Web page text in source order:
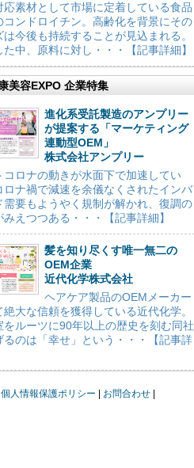
応素材として市場に定着している食品
コンドロイチン。高齢化を背景にその
は今後も持続することが見込まれる。
た中、原料に対し・・・【記事詳細】
美容EXPO 企業特集
進化系受託製造のアンプリー
が提案する「マーケティング
連動型OEM」
株式会社アンプリー
コロナの動きが水面下で加速してい
ロナ禍で減速を余儀なくされたインバ
需要もようやく規制が解かれ、復調の
みえつつある・・・【記事詳細】
髪を知り尽くす唯一無二の
OEM企業
近代化学株式会社
ヘアケア製品のOEMメーカー
絶大な信頼を獲得している近代化学。
をルーツに90年以上の歴史を刻む同社
るのは「幸せ」という・・・【記事詳
個人情報保護ポリシー
お問合わせ